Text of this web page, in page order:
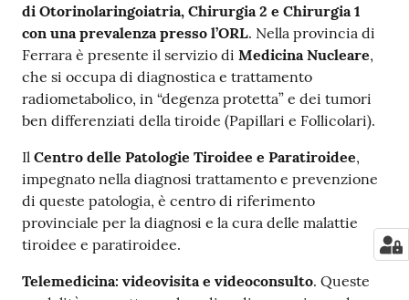
di Otorinolaringoiatria, Chirurgia 2 e Chirurgia 1
con una prevalenza presso l’ORL. Nella provincia di
Ferrara è presente il servizio di Medicina Nucleare,
che si occupa di diagnostica e trattamento
radiometabolico, in “degenza protetta” e dei tumori
ben differenziati della tiroide (Papillari e Follicolari).
Il Centro delle Patologie Tiroidee e Paratiroidee,
impegnato nella diagnosi trattamento e prevenzione
di queste patologia, è centro di riferimento
provinciale per la diagnosi e la cura delle malattie
tiroidee e paratiroidee.
Telemedicina: videovisita e videoconsulto. Queste